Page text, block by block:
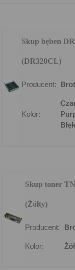
Skup bęben
(DR320CL)
Producent:
Kolor:
Skup toner
(Żółty)
Producent:
Kolor: